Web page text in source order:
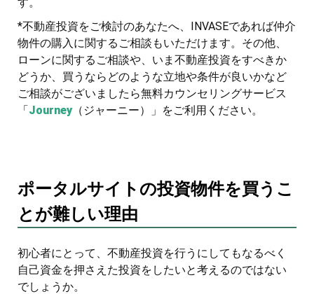
*不動産投資をご検討のあなたへ、INVASEであれば仲介
物件の購入に関するご相談もいただけます。その他、
ローンに関するご相談や、いま不動産投資をすべきか
どうか、買うならどのような立地や条件が良いかなど
ご相談がございましたら無料カウンセリングサービス
「Journey （ジャーニー）」をご利用ください。
ポータルサイトの投資物件を買うこ
とが難しい理由
初心者にとって、不動産投資を行うにしてもなるべく
自己資金を押さえた投資をしたいと考えるのではない
でしょうか。